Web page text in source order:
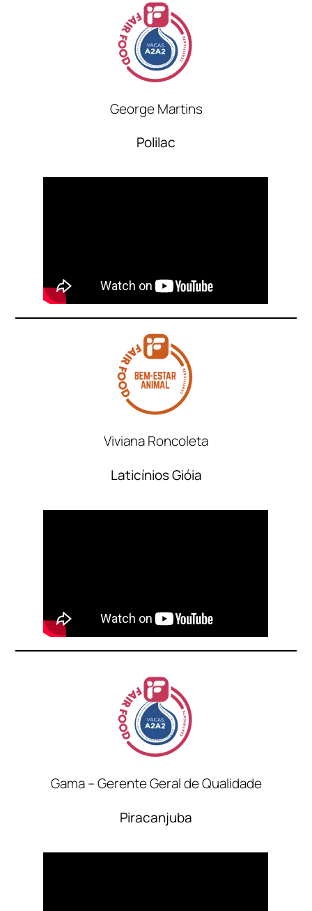
George Martins
Polilac
Viviana Roncoleta
Laticínios Gióia
Gama – Gerente Geral de Qualidade
Piracanjuba